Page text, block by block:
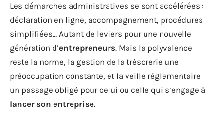
Les démarches administratives se sont accélérées :
déclaration en ligne, accompagnement, procédures
simplifiées… Autant de leviers pour une nouvelle
génération d’entrepreneurs. Mais la polyvalence
reste la norme, la gestion de la trésorerie une
préoccupation constante, et la veille réglementaire
un passage obligé pour celui ou celle qui s’engage à
lancer son entreprise.